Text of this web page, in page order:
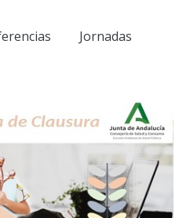
Jornadas